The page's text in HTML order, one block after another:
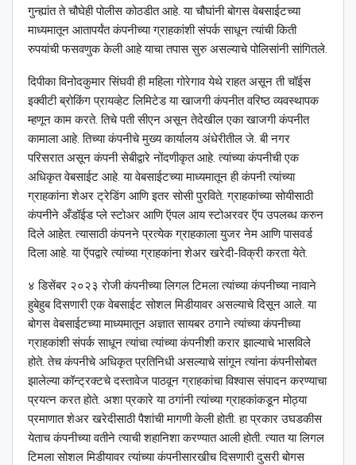
गुन्ह्यांत ते चौघेही पोलीस कोठडीत आहे. या चौघांनी बोगस वेबसाईटच्या
माध्यमातून आतापर्यंत कंपनीच्या ग्राहकांशी संपर्क साधून त्यांची किती
रुपयांची फसवणुक केली आहे याचा तपास सुरु असल्याचे पोलिसांनी सांगितले.
दिपीका विनोदकुमार सिंघवी ही महिला गोरेगाव येथे राहत असून ती चॉईस
इक्वीटी ब्रोकिंग प्रायव्हेट लिमिटेड या खाजगी कंपनीत वरिष्ठ व्यवस्थापक
म्हणून काम करते. तिचे पती सीएन असून तेदेखील एका खाजगी कंपनीत
कामाला आहे. तिच्या कंपनीचे मुख्य कार्यालय अंधेरीतील जे. बी नगर
परिसरात असून कंपनी सेबीद्वारे नोंदणीकृत आहे. त्यांच्या कंपनीची एक
अधिकृत वेबसाईट आहे. या वेबसाईटच्या माध्यमातून ही कंपनी त्यांच्या
ग्राहकांना शेअर ट्रेडिंग आणि इतर सोसी पुरविते. ग्राहकांच्या सोयीसाठी
कंपनीने अँडॉईड प्ले स्टोअर आणि ऍपल आय स्टोअरवर ऍप उपलब्ध करुन
दिले आहेत. त्यासाठी कंपनने प्रत्येक ग्राहकाला युजर नेम आणि पासवर्ड
दिला आहे. या ऍपद्वारे त्यांच्या ग्राहकांना शेअर खरेदी-विक्री करता येते.
४ डिसेंबर २०२३ रोजी कंपनीच्या लिगल टिमला त्यांच्या कंपनीच्या नावाने
हुबेहुब दिसणारी एक वेबसाईट सोशल मिडीयावर असल्याचे दिसून आले. या
बोगस वेबसाईटच्या माध्यमातून अज्ञात सायबर ठगाने त्यांच्या कंपनीच्या
ग्राहकांशी संपर्क साधून त्यांचा त्यांच्या कंपनीशी करार झाल्याचे भासविले
होते. तेच कंपनीचे अधिकृत प्रतिनिधी असल्याचे सांगून त्यांना कंपनीसोबत
झालेल्या कॉन्ट्रक्टचे दस्तावेज पाठवून ग्राहकांचा विश्‍वास संपादन करण्याचा
प्रयत्न करत होते. अशा प्रकारे या ठगांनी त्यांच्या ग्राहकांकडून मोठ्या
प्रमाणात शेअर खरेदीसाठी पैशांची मागणी केली होती. हा प्रकार उघडकीस
येताच कंपनीच्या वतीने त्याची शहानिशा करण्यात आली होती. त्यात या लिगल
टिमला सोशल मिडीयावर त्यांच्या कंपनीसारखीच दिसणारी दुसरी बोगस